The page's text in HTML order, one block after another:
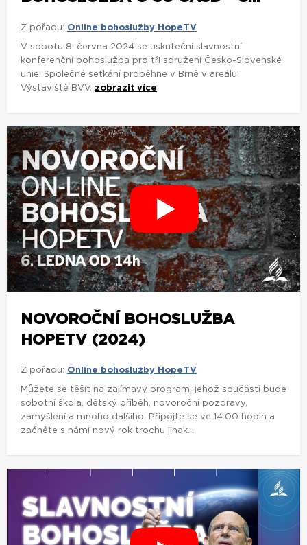
Z pořadu: Online bohoslužby HopeTV
V sobotu 8. června 2024 se uskuteční slavnostní
konferenční bohoslužba pro tři sdružení Česko-Slovenské
unie. Společné setkání proběhne v Brně v areálu
Výstaviště BVV. zobrazit více
NOVOROČNÍ BOHOSLUŽBA
HOPETV (2024)
Z pořadu: Online bohoslužby HopeTV
Můžete se těšit na zajímavý program, jehož součástí bude
sobotní škola, dětský příběh, novoroční pozdravy,
zamyšlení a mnoho dalšího. Připojte se ve 14:00 hodin a
začněte s námi nový rok trochu jinak...